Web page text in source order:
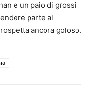
e un paio di grossi
parte al
ancora goloso.